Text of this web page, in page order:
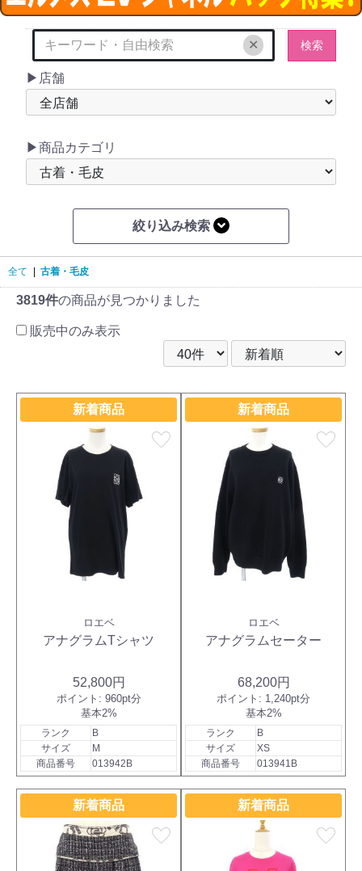
✕ 検索
▶店舗
▶商品カテゴリ
絞り込み検索
全て 古着・毛皮
3819件の商品が見つかりました
販売中のみ表示
新着商品
favorite
ロエベ
アナグラムTシャツ
52,800円
ポイント: 960pt分
基本2%
ランク
B
サイズ
M
商品番号
013942B
新着商品
favorite
ロエベ
アナグラムセーター
68,200円
ポイント: 1,240pt分
基本2%
ランク
B
サイズ
XS
商品番号
013941B
新着商品
favorite
新着商品
favorite